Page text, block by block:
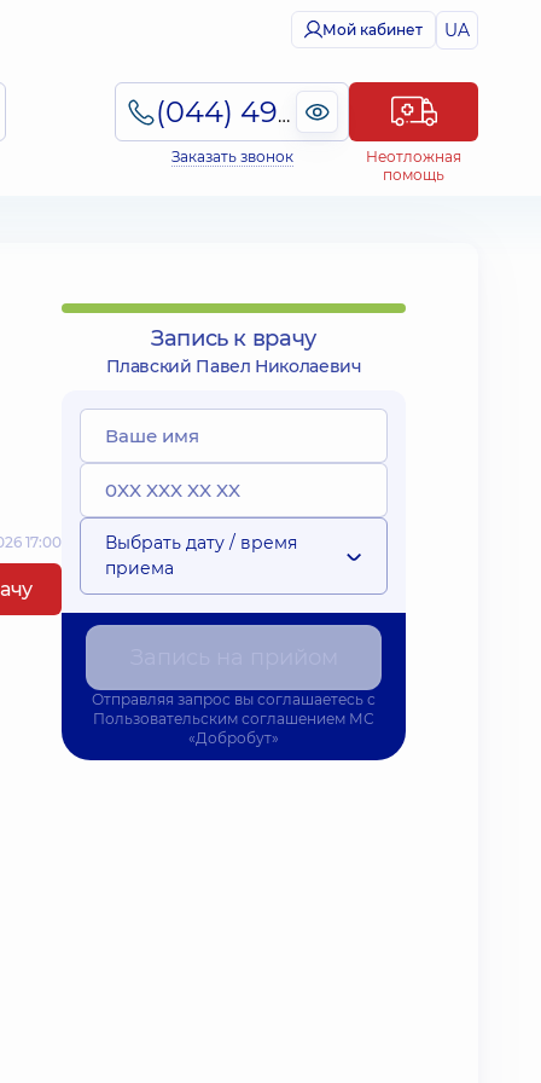
Мой кабинет UA
(044) 495-2-888
Заказать звонок
Неотложная
помощь
17:00
Запись к врачу
Плавский Павел Николаевич
Выбрать дату / время
приема
Отправляя запрос вы соглашаетесь с
Пользовательским соглашением МС
«Добробут»